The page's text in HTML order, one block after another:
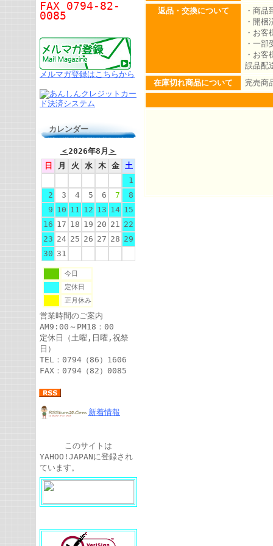
FAX 0794-82-
0085
メルマガ登録はこちらから
カレンダー
＜2026年8月 ＞
日
月 火 水 木 金
土
1
2
3 4 5 6 7
8
9 10 11 12 13 14 15
16 17 18 19 20 21 22
23 24 25 26 27 28 29
30 31
今日
定休日
正月休み
営業時間のご案内
AM9:00～PM18：00
定休日（土曜,日曜,祝祭
日）
TEL：0794（86）1606
FAX：0794（82）0085
新着情報
このサイトは
YAHOO!JAPANに登録され
ています。
返品・交換について
・商
・開
・お
・一
・お
誤品配
在庫切れ商品について
完売商